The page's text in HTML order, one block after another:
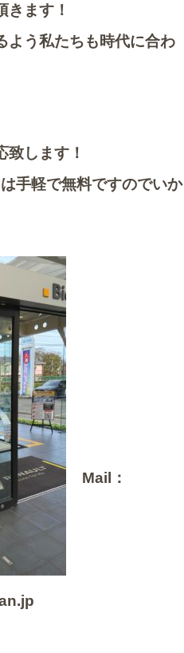
きます！
よう私たちも時代に合わ
致します！
手軽で無料ですのでいか
Mail：